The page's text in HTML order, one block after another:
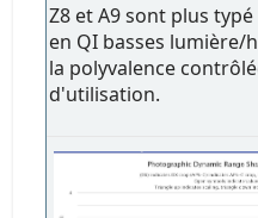
Z8 et A9 sont plus
en QI basses lumière/
la polyvalence
d'utilisation.